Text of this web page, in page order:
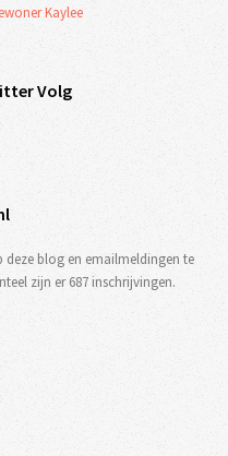
Kaylee
Volg
deze blog en emailmeldingen te
zijn er 687 inschrijvingen.